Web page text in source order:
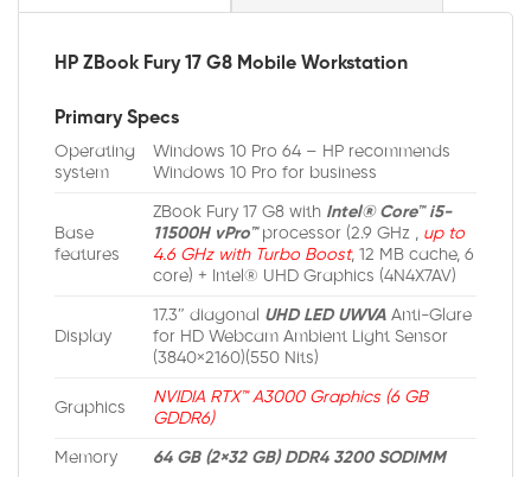
HP ZBook Fury 17 G8 Mobile Workstation
Primary Specs
Operating
system
Windows 10 Pro 64 – HP recommends
Windows 10 Pro for business
Base
features
ZBook Fury 17 G8 with Intel® Core™ i5-
11500H vPro™processor (2.9 GHz , up to
4.6 GHz with Turbo Boost, 12 MB cache, 6
core) + Intel® UHD Graphics (4N4X7AV)
Display
17.3″ diagonal UHD LED UWVA Anti-Glare
for HD Webcam Ambient Light Sensor
(3840×2160)(550 Nits)
Graphics
NVIDIA RTX™ A3000 Graphics (6 GB
GDDR6)
Memory 64 GB (2×32 GB) DDR4 3200 SODIMM